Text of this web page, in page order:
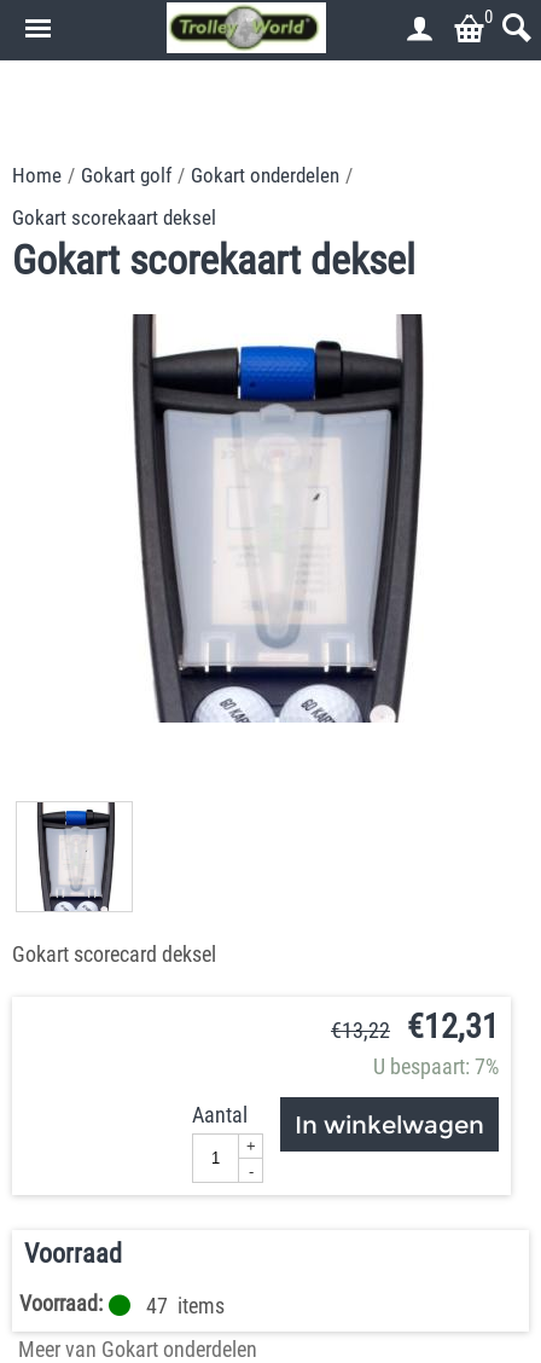
0
Home / Gokart golf / Gokart onderdelen /
Gokart scorekaart deksel
Gokart scorekaart deksel
Gokart scorecard deksel
€13,22 €12,31
U bespaart: 7%
Aantal
+
-
In winkelwagen
Voorraad
Voorraad: 47 items
Meer van Gokart onderdelen